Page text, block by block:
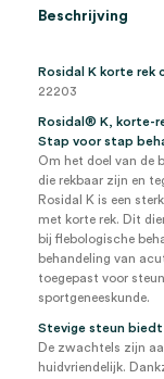
Beschrijving
Rosidal K korte rek
22203
Rosidal ® K, korte-
Stap voor stap
Om het doel van de
die rekbaar zijn en
Rosidal K is een
met korte rek. Dit
bij flebologische
behandeling van
toegepast voor
sportgeneeskunde.
Stevige steun biedt
De zwachtels zijn
huidvriendelijk.